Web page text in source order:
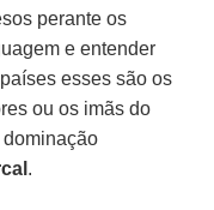
perante os
e entender
esses são os
ou os imãs do
.